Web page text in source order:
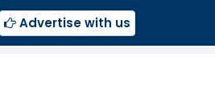
Advertise with us